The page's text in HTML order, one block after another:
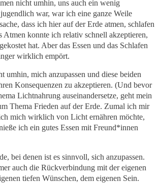
nicht umhin, uns auch ein wenig
war, war ich eine ganze Weile
dass ich hier auf der Erde atmen, schlafen
Atmen konnte ich relativ schnell akzeptieren,
hat. Aber das Essen und das Schlafen
wirklich empört.
umhin, mich anzupassen und diese beiden
Konsequenzen zu akzeptieren. (Und bevor
Lichtnahrung auseinandersetze, geht mein
Thema Frieden auf der Erde. Zumal ich mir
mich wirklich von Licht ernähren möchte,
ich ein gutes Essen mit Freund*innen
bei denen ist es sinnvoll, sich anzupassen.
auch die Rückverbindung mit der eigenen
tiefen Wünschen, dem eigenen Sein.